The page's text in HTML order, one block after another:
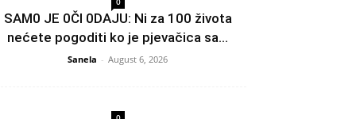
SAM0 JE 0Čl 0DAJU: Ni za 100 života
nećete pogoditi ko je pjevačica sa...
Sanela - August 6, 2026